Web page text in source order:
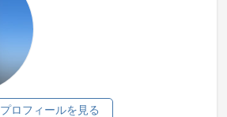
プロフィールを見る